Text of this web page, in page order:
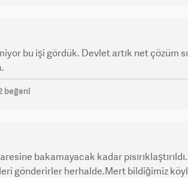
bu işi gördük. Devlet artık net çözüm
beğeni
bakamayacak kadar
gönderirler herhalde.Mert bildiğimiz